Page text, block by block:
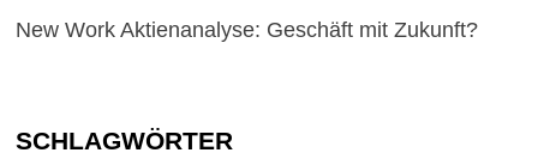
New Work Aktienanalyse: Geschäft mit Zukunft?
SCHLAGWÖRTER